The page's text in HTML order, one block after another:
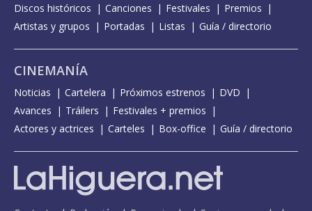
Discos históricos
Canciones Festivales
Premios
Artistas y grupos
Portadas Listas Guía / directorio
CINEMANÍA
Noticias Cartelera Próximos estrenos
DVD
Avances
Tráilers
Festivales + premios
Actores y actrices
Carteles Box-office Guía / directorio